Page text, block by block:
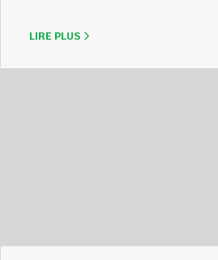
LIRE PLUS